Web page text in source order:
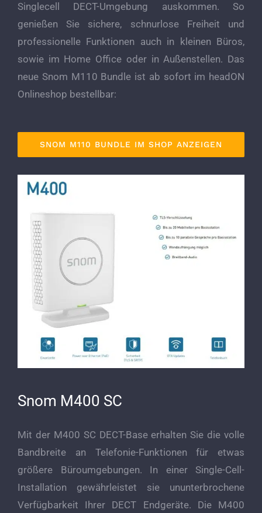
Singlecell DECT-Umgebung auskommen. So
genießen Sie sichere, schnurlose Freiheit und
professionelle Funktionen auch in kleinen Büros,
sowie im Home Office oder in Außenstellen. Das
neue Snom M110 Bundle ist ab sofort im headON
Onlineshop bestellbar:
SNOM M110 BUNDLE IM SHOP ANZEIGEN
Snom M400 SC
Mit der M400 SC DECT-Base erhalten Sie die volle
Bandbreite an Telefonie-Funktionen für etwas
größere Büroumgebungen. In einer Single-Cell-
Installation gewährleistet sie ununterbrochene
Verfügbarkeit Ihrer DECT Endgeräte. Die M400